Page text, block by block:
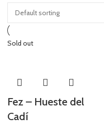
Sold out
Fez – Hueste del
Cadí